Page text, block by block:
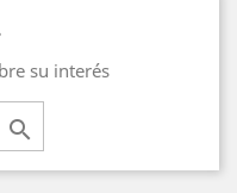
su interés
